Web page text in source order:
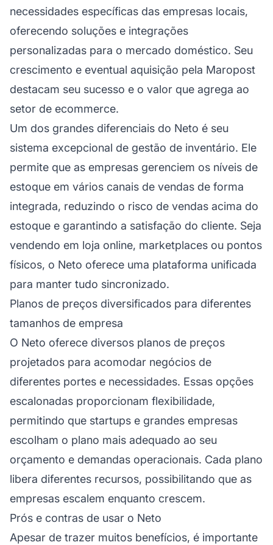
necessidades específicas das empresas locais,
oferecendo soluções e integrações
personalizadas para o mercado doméstico. Seu
crescimento e eventual aquisição pela Maropost
destacam seu sucesso e o valor que agrega ao
setor de ecommerce.
Um dos grandes diferenciais do Neto é seu
sistema excepcional de gestão de inventário. Ele
permite que as empresas gerenciem os níveis de
estoque em vários canais de vendas de forma
integrada, reduzindo o risco de vendas acima do
estoque e garantindo a satisfação do cliente. Seja
vendendo em loja online, marketplaces ou pontos
físicos, o Neto oferece uma plataforma unificada
para manter tudo sincronizado.
Planos de preços diversificados para diferentes
tamanhos de empresa
O Neto oferece diversos planos de preços
projetados para acomodar negócios de
diferentes portes e necessidades. Essas opções
escalonadas proporcionam flexibilidade,
permitindo que startups e grandes empresas
escolham o plano mais adequado ao seu
orçamento e demandas operacionais. Cada plano
libera diferentes recursos, possibilitando que as
empresas escalem enquanto crescem.
Prós e contras de usar o Neto
Apesar de trazer muitos benefícios, é importante